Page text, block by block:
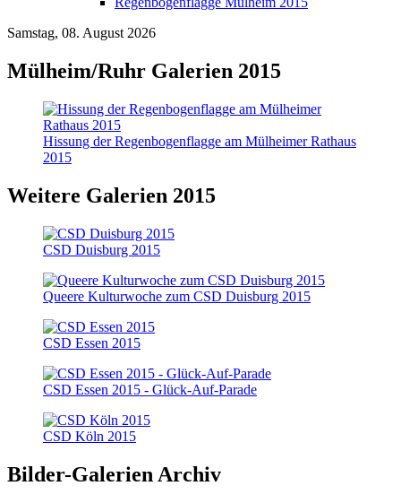
Samstag, 08. August 2026
Mülheim/Ruhr Galerien 2015
Hissung der Regenbogenflagge am Mülheimer Rathaus
2015
Weitere Galerien 2015
CSD Duisburg 2015
Queere Kulturwoche zum CSD Duisburg 2015
CSD Essen 2015
CSD Essen 2015 - Glück-Auf-Parade
CSD Köln 2015
Bilder-Galerien Archiv